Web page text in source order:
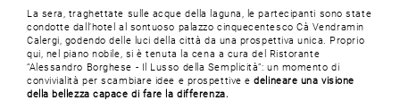
La sera, traghettate sulle acque della laguna, le partecipanti sono state
condotte dall’hotel al sontuoso palazzo cinquecentesco Cà Vendramin
Calergi, godendo delle luci della città da una prospettiva unica. Proprio
qui, nel piano nobile, si è tenuta la cena a cura del Ristorante
“Alessandro Borghese - Il Lusso della Semplicità”: un momento di
convivialità per scambiare idee e prospettive edelineare una visione
della bellezza capace di fare la differenza.